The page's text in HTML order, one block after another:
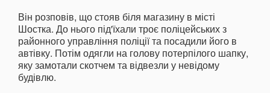
Він розповів, що стояв біля магазину в місті
Шостка. До нього під'їхали троє поліцейських з
районного управління поліції та посадили його в
автівку. Потім одягли на голову потерпілого шапку,
яку замотали скотчем та відвезли у невідому
будівлю.